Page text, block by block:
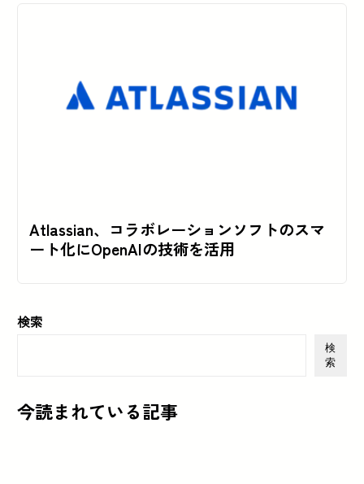
Atlassian、コラボレーションソフトのスマ
ート化にOpenAIの技術を活用
検索
検
索
今読まれている記事